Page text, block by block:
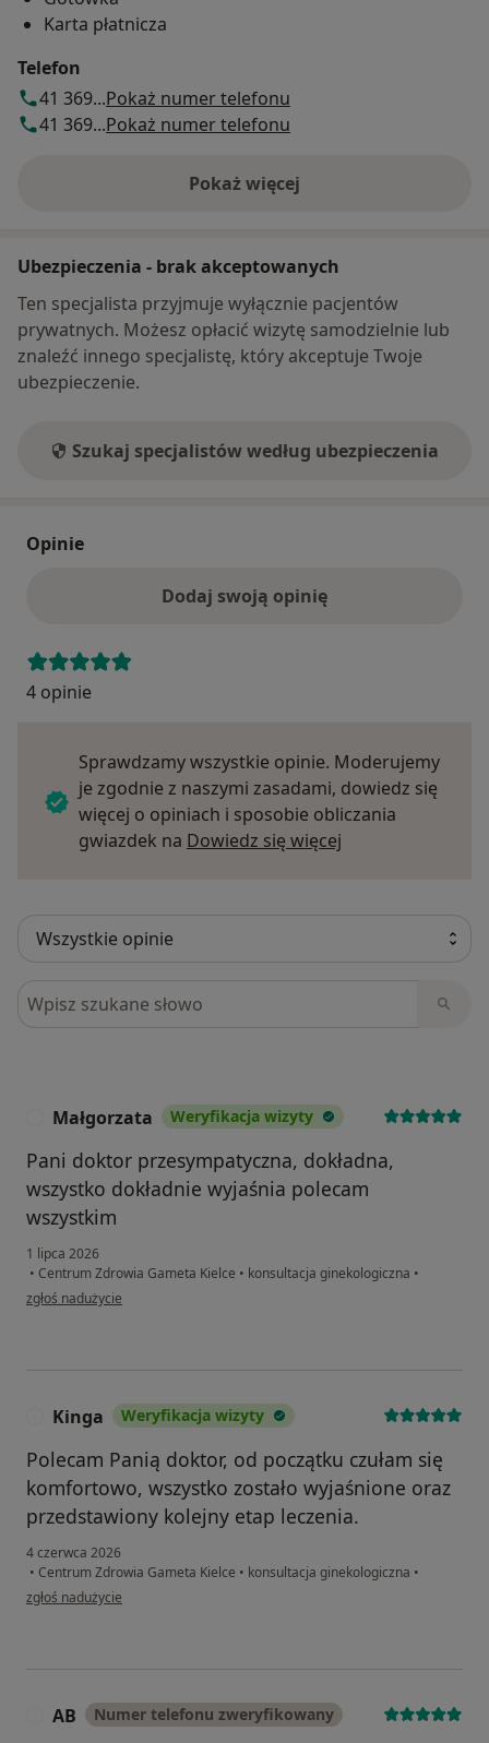
Karta płatnicza
Telefon
41 369...Pokaż numer telefonu
41 369...Pokaż numer telefonu
Pokaż więcej
o adresie
Ubezpieczenia - brak akceptowanych
Ten specjalista przyjmuje wyłącznie pacjentów
prywatnych. Możesz opłacić wizytę samodzielnie lub
znaleźć innego specjalistę, który akceptuje Twoje
ubezpieczenie.
Szukaj specjalistów według ubezpieczenia
Opinie
Dodaj swoją opinię
4 opinie
Sprawdzamy wszystkie opinie. Moderujemy
je zgodnie z naszymi zasadami, dowiedz się
więcej o opiniach i sposobie obliczania
gwiazdek na Dowiedz się więcej
Szukaj w opiniach
Małgorzata Weryfikacja wizyty
Pani doktor przesympatyczna, dokładna,
wszystko dokładnie wyjaśnia polecam
wszystkim
1 lipca 2026
• Centrum Zdrowia Gameta Kielce • konsultacja ginekologiczna •
w opinii użytkownika Małgorzata
zgłoś nadużycie
Kinga Weryfikacja wizyty
Polecam Panią doktor, od początku czułam się
komfortowo, wszystko zostało wyjaśnione oraz
przedstawiony kolejny etap leczenia.
4 czerwca 2026
• Centrum Zdrowia Gameta Kielce • konsultacja ginekologiczna •
w opinii użytkownika Kinga
zgłoś nadużycie
AB Numer telefonu zweryfikowany